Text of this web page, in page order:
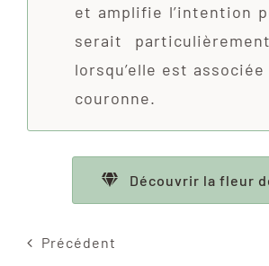
et amplifie l’intention
serait
lorsqu’elle est
couronne.
Découvrir la fleur
Précédent